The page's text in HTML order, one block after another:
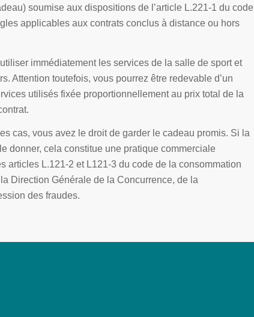
soumise aux dispositions de l’article L.221-1 du code
applicables aux contrats conclus à distance ou hors
immédiatement les services de la salle de sport et
Attention toutefois, vous pourrez être redevable d’un
utilisés fixée proportionnellement au prix total de la
cas, vous avez le droit de garder le cadeau promis. Si la
donner, cela constitue une pratique commerciale
articles L.121-2 et L121-3 du code de la consommation
Direction Générale de la Concurrence, de la
des fraudes.